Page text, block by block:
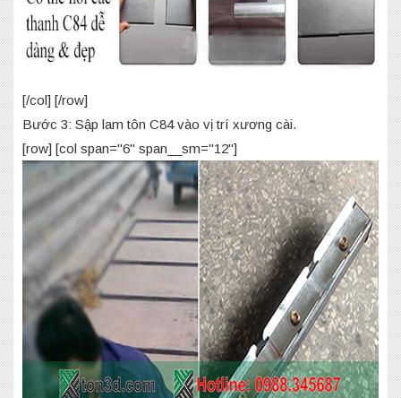
[/col] [/row]
Bước 3: Sập lam tôn C84 vào vị trí xương cài.
[row] [col span="6" span__sm="12"]